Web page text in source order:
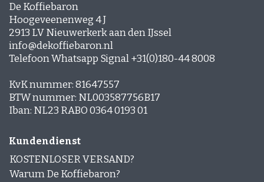
De Koffiebaron
Hoogeveenenweg 4 J
2913 LV Nieuwerkerk aan den IJssel
info@dekoffiebaron.nl
Telefoon Whatsapp Signal +31(0)180-44 8008
KvK nummer: 81647557
BTW nummer: NL003587756B17
Iban: NL23 RABO 0364 0193 01
Kundendienst
KOSTENLOSER VERSAND?
Warum De Koffiebaron?